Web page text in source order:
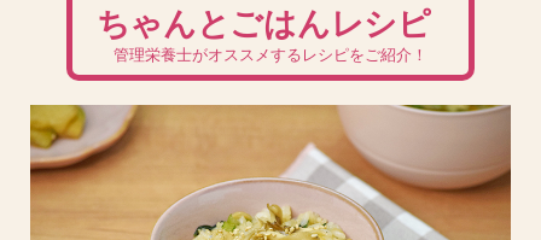
ちゃんとごはんレシピ
管理栄養士がオススメするレシピをご紹介！